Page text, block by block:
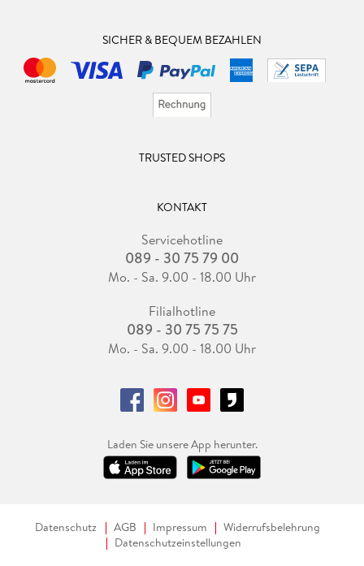
SICHER & BEQUEM BEZAHLEN
TRUSTED SHOPS
KONTAKT
Servicehotline
089 - 30 75 79 00
Mo. - Sa. 9.00 - 18.00 Uhr
Filialhotline
089 - 30 75 75 75
Mo. - Sa. 9.00 - 18.00 Uhr
Laden Sie unsere App herunter.
Datenschutz AGB Impressum
Widerrufsbelehrung
Datenschutzeinstellungen